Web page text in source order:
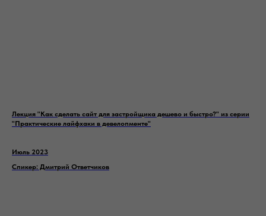
Лекция "Как сделать сайт для застройщика дешево и быстро?" из серии
"Практические лайфхаки в девелопменте"
Июль 2023
Спикер: Дмитрий Ответчиков